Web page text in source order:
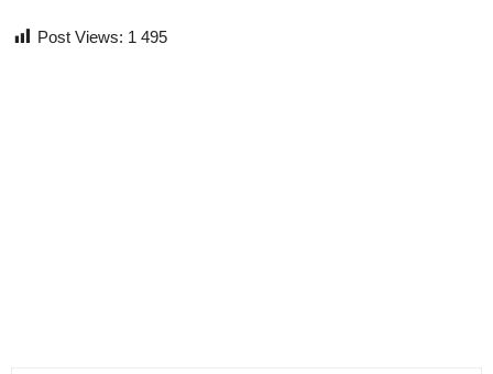
Post Views: 1 495